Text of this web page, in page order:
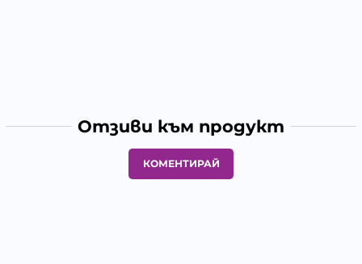
Отзиви към продукт
КОМЕНТИРАЙ